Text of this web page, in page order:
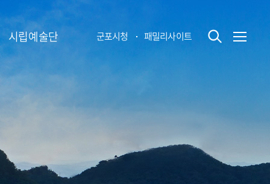
시립예술단 군포시청 패밀리사이트